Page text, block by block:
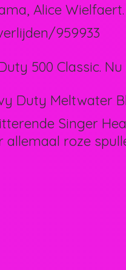
Alice Wielfaert.
959933
500 Classic.
Duty Meltwater
Singer
allemaal roze